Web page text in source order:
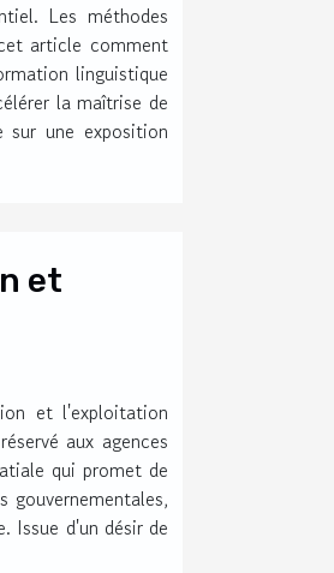
Les méthodes
article comment
linguistique
la maîtrise de
sur une exposition
et
et l'exploitation
aux agences
qui promet de
Issue d'un désir de